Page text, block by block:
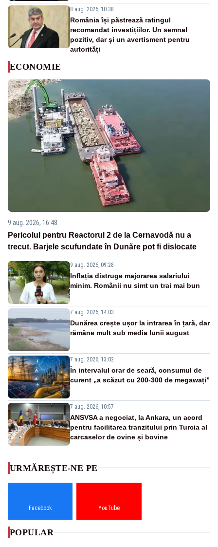
8 aug. 2026, 10:38
România își păstrează ratingul
recomandat investițiilor. Un semnal
pozitiv, dar și un avertisment pentru
autorități
ECONOMIE
9 aug. 2026, 16:48
Pericolul pentru Reactorul 2 de la Cernavodă nu a
trecut. Barjele scufundate în Dunăre pot fi dislocate
9 aug. 2026, 09:28
Inflația distruge majorarea salariului
minim. Românii nu simt un trai mai bun
7 aug. 2026, 14:03
Dunărea crește ușor la intrarea în țară, dar
rămâne mult sub media lunii august
7 aug. 2026, 13:02
În intervalul orar de seară, consumul de
curent „a scăzut cu 200-300 de megawați”
7 aug. 2026, 10:57
ANSVSA a negociat, la Ankara, un acord
pentru facilitarea tranzitului prin Turcia al
carcaselor de ovine și bovine
URMĂREȘTE-NE PE
Facebook YouTube
POPULAR